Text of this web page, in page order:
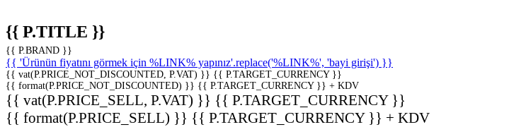
{{ P.TITLE }}
{{ P.BRAND }}
{{ 'Ürünün fiyatını görmek için %LINK% yapınız'.replace('%LINK%', 'bayi girişi') }}
{{ vat(P.PRICE_NOT_DISCOUNTED, P.VAT) }} {{ P.TARGET_CURRENCY }}
{{ format(P.PRICE_NOT_DISCOUNTED) }} {{ P.TARGET_CURRENCY }} + KDV
{{ vat(P.PRICE_SELL, P.VAT) }} {{ P.TARGET_CURRENCY }}
{{ format(P.PRICE_SELL) }} {{ P.TARGET_CURRENCY }} + KDV